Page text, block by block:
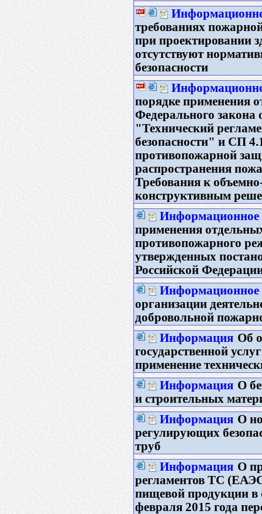
требованиях
при проектировании
отсутствуют
безопасности
порядке применения
Федерального
"Технический
безопасности" и СП
противопожарной
распространения
Требования к
конструктивным
Информационное
применения
противопожарного
утвержденных
Российской
Информационное
организации
добровольной
Информация Об
государственной
применение
Информация О
и строительных
Информация О
регулирующих
труб
Информация О
регламентов ТС
пищевой продукции в
февраля 2015 года